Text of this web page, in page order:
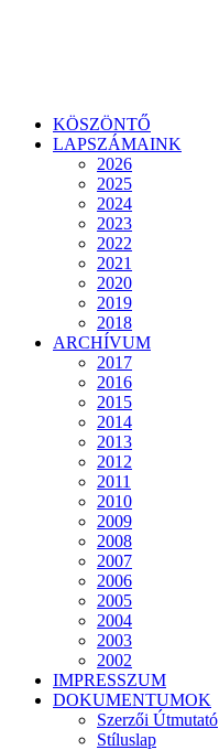
KÖSZÖNTŐ
LAPSZÁMAINK
2026
2025
2024
2023
2022
2021
2020
2019
2018
ARCHÍVUM
2017
2016
2015
2014
2013
2012
2011
2010
2009
2008
2007
2006
2005
2004
2003
2002
IMPRESSZUM
DOKUMENTUMOK
Szerzői Útmutató
Stíluslap